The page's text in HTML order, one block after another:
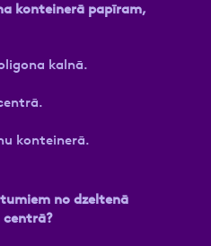
konteinerā papīram,
kalnā.
konteinerā.
no dzeltenā
centrā?